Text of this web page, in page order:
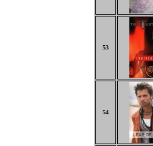
53
54